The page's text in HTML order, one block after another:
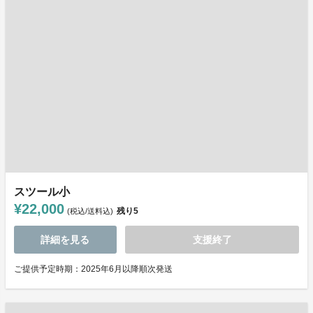
スツール小
¥22,000 (税込/送料込) 残り5
詳細を見る 支援終了
ご提供予定時期：2025年6月以降順次発送